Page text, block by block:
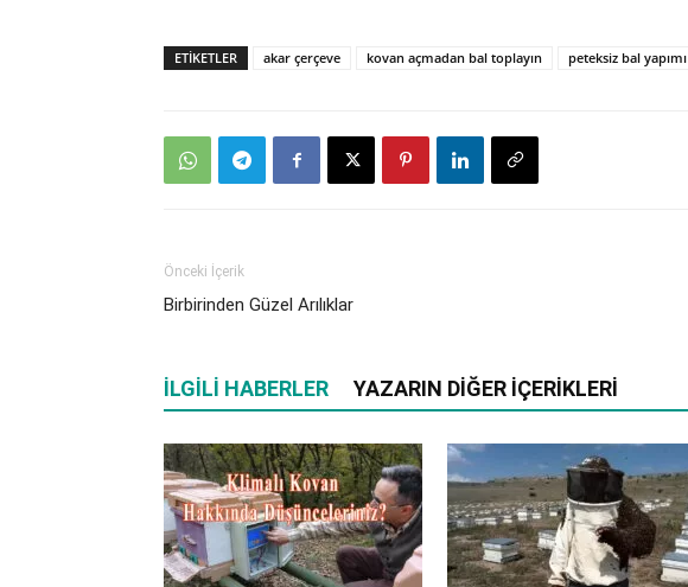
ETIKETLER akar çerçeve kovan açmadan bal toplayın peteksiz bal yapımı
Önceki İçerik
Birbirinden Güzel Arılıklar
İLGILI HABERLER YAZARIN DIĞER İÇERIKLERI